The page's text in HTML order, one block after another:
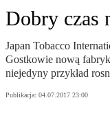
Dobry czas
Japan Tobacco
Gostkowie nową
niejedyny przykład
Publikacja: 04.07.2017 23:00